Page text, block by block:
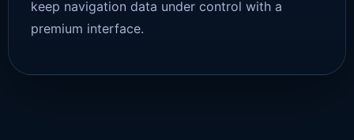
keep navigation data under control with a
premium interface.